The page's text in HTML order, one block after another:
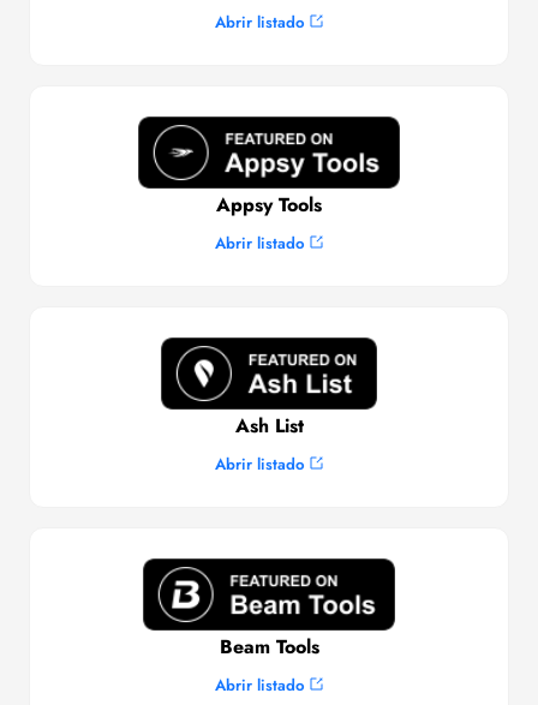
Abrir listado
Appsy Tools
Abrir listado
Ash List
Abrir listado
Beam Tools
Abrir listado